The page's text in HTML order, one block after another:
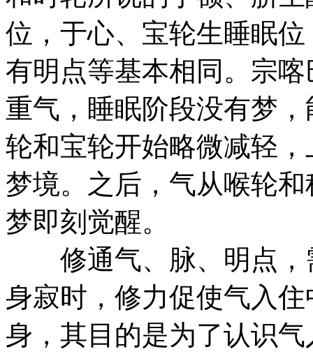
位，于心、宝轮生睡眠
有明点等基本相同。宗
重气，睡眠阶段没有梦
轮和宝轮开始略微减轻
梦境。之后，气从喉轮
梦即刻觉醒。
修通气、脉、明点，
身寂时，修力促使气入
身，其目的是为了认识